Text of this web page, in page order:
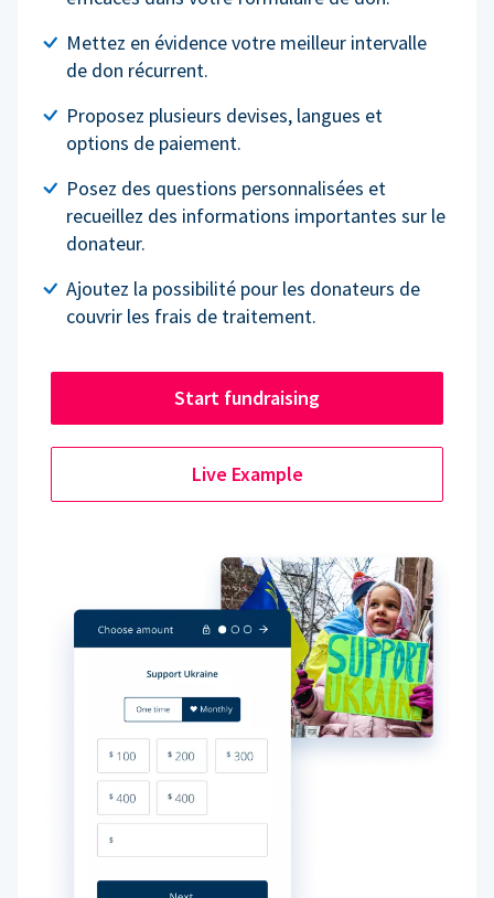
Mettez en évidence votre meilleur intervalle
de don récurrent.
Proposez plusieurs devises, langues et
options de paiement.
Posez des questions personnalisées et
recueillez des informations importantes sur le
donateur.
Ajoutez la possibilité pour les donateurs de
couvrir les frais de traitement.
Start fundraising
Live Example